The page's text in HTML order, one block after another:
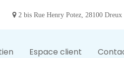
2 bis Rue Henry Potez, 28100 Dreux
Espace client